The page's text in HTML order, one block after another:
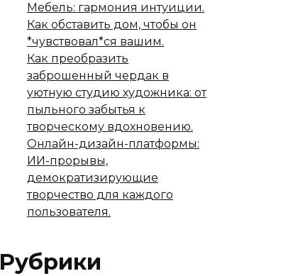
Мебель: гармония интуиции.
Как обставить дом, чтобы он
*чувствовал*ся вашим.
Как преобразить
заброшенный чердак в
уютную студию художника: от
пыльного забытья к
творческому вдохновению.
Онлайн-дизайн-платформы:
ИИ-прорывы,
демократизирующие
творчество для каждого
пользователя.
Рубрики